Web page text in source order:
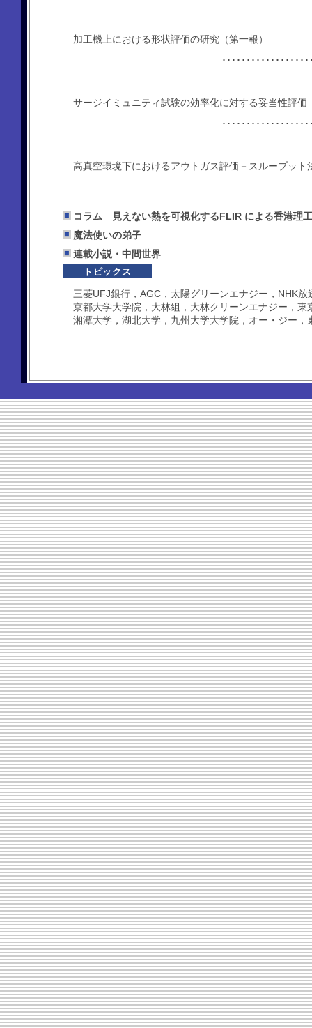
加工機上における形状評価の研究（第一報）
･･･････････････
サージイミュニティ試験の効率化に対する妥当性評価
･･･････････････
高真空環境下におけるアウトガス評価－スループット
コラム 見えない熱を可視化するFLIR による香港理
魔法使いの弟子
連載小説・中間世界
トピックス
三菱UFJ銀行，AGC，太陽グリーンエナジー，NHK
京都大学大学院，大林組，大林クリーンエナジー，
湘潭大学，湖北大学，九州大学大学院，オー・ジー，